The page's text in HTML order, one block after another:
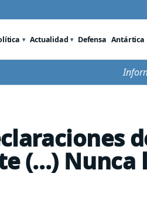
Actualidad Defensa Antártica
(...) Nunca